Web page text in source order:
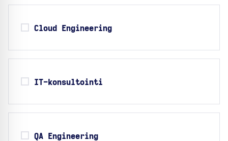
Cloud Engineering
IT-konsultointi
QA Engineering